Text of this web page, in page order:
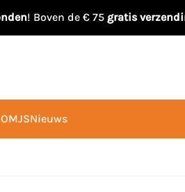
! Boven de € 75 gratis
Nieuws